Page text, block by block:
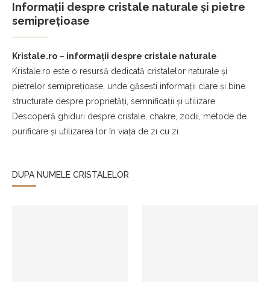
Informații despre cristale naturale și pietre
semiprețioase
Kristale.ro – informații despre cristale naturale
Kristale.ro este o resursă dedicată cristalelor naturale și
pietrelor semiprețioase, unde găsești informații clare și bine
structurate despre proprietăți, semnificații și utilizare.
Descoperă ghiduri despre cristale, chakre, zodii, metode de
purificare și utilizarea lor în viața de zi cu zi.
DUPA NUMELE CRISTALELOR